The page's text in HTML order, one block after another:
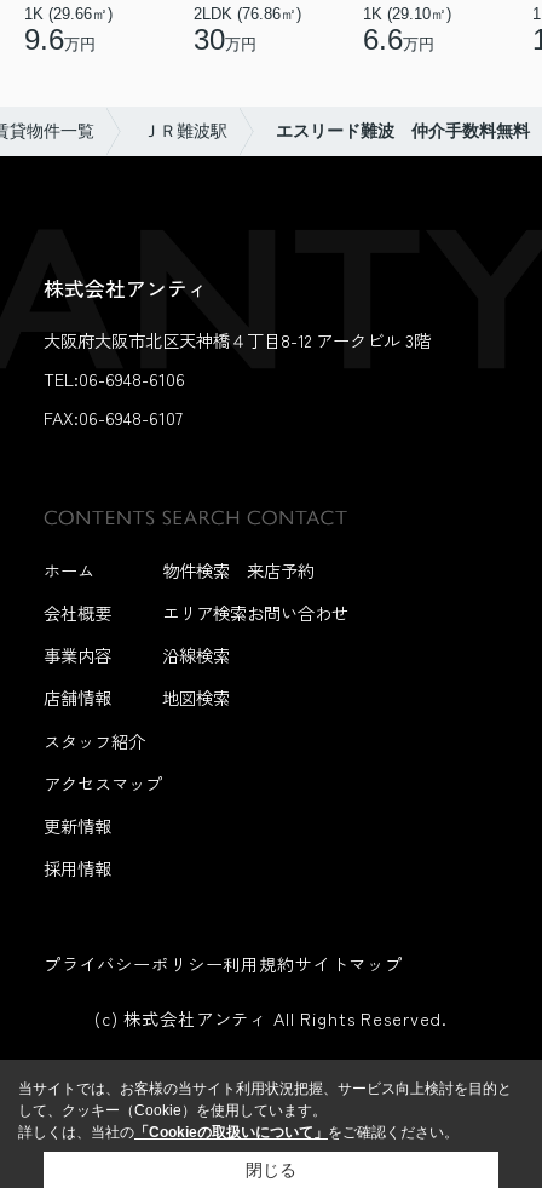
1K (29.66㎡)
9.6万円
2LDK (76.86㎡)
30万円
1K (29.10㎡)
6.6万円
貸物件一覧 ＪＲ難波駅 エスリード難波 仲介手数料無料
株式会社アンティ
大阪府大阪市北区天神橋４丁目8-12 アークビル 3階
TEL:06-6948-6106
FAX:06-6948-6107
ホーム
会社概要
事業内容
店舗情報
スタッフ紹介
アクセスマップ
更新情報
採用情報
物件検索
エリア検索
沿線検索
地図検索
来店予約
お問い合わせ
プライバシーポリシー利用規約サイトマップ
(c) 株式会社アンティ All Rights Reserved.
当サイトでは、お客様の当サイト利用状況把握、サービス向上検討を目的と
して、クッキー（Cookie）を使用しています。
詳しくは、当社の 「Cookieの取扱いについて」 をご確認ください。
閉じる